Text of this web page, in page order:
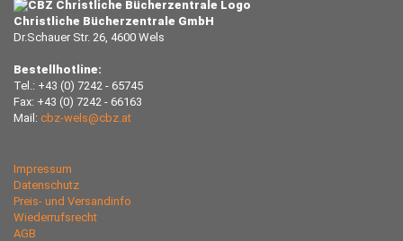
Christliche Bücherzentrale GmbH
Dr.Schauer Str. 26, 4600 Wels
Bestellhotline:
Tel.: +43 (0) 7242 - 65745
Fax: +43 (0) 7242 - 66163
Mail: cbz-wels@cbz.at
Impressum
Datenschutz
Preis- und Versandinfo
Wiederrufsrecht
AGB